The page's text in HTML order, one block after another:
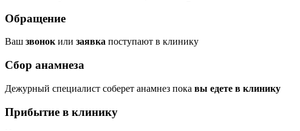
Обращение
Ваш звонокили заявка поступают в клинику
Сбор анамнеза
Дежурный специалист соберет анамнез пока вы едете в клинику
Прибытие в клинику